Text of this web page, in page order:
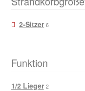
2-Sitzer 6
Funktion
1/2 Lieger 2